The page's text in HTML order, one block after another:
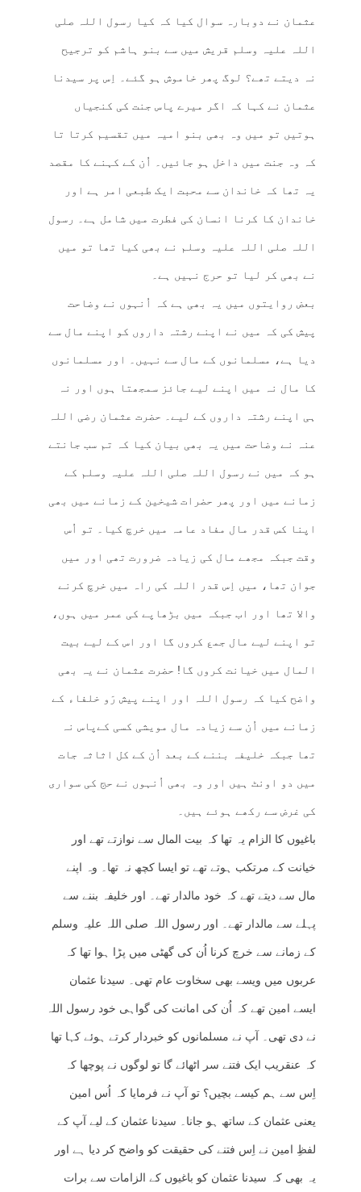
عثمان نے دوبارہ سوال کیا کہ کیا رسول اللہ صلی
اللہ علیہ وسلم قریش میں سے بنو ہاشم کو ترجیح
نہ دیتے تھے؟ لوگ پھر خاموش ہو گئے۔ اِس پر سیدنا
عثمان نے کہا کہ اگر میرے پاس جنت کی کنجیاں
ہوتیں تو میں وہ بھی بنو امیہ میں تقسیم کرتا تا
کہ وہ جنت میں داخل ہو جائیں۔ اُن کے کہنے کا مقصد
یہ تھا کہ خاندان سے محبت ایک طبعی امر ہے اور
خاندان کا کرنا انسان کی فطرت میں شامل ہے۔ رسول
اللہ صلی اللہ علیہ وسلم نے بھی کیا تھا تو میں
نے بھی کر لیا تو حرج نہیں ہے۔
بعض روایتوں میں یہ بھی ہے کہ اُنہوں نے وضاحت
پیش کی کہ میں نے اپنے رشتہ داروں کو اپنے مال سے
دیا ہے، مسلمانوں کے مال سے نہیں۔ اور مسلمانوں
کا مال نہ میں اپنے لیے جائز سمجھتا ہوں اور نہ
ہی اپنے رشتہ داروں کے لیے۔ حضرت عثمان رضی اللہ
عنہ نے وضاحت میں یہ بھی بیان کیا کہ تم سب جانتے
ہو کہ میں نے رسول اللہ صلی اللہ علیہ وسلم کے
زمانے میں اور پھر حضرات شیخین کے زمانے میں بھی
اپنا کس قدر مال مفاد عامہ میں خرچ کیا۔ تو اُس
وقت جبکہ مجھے مال کی زیادہ ضرورت تھی اور میں
جوان تھا، میں اِس قدر اللہ کی راہ میں خرچ کرنے
والا تھا اور اب جبکہ میں بڑھاپے کی عمر میں ہوں،
تو اپنے لیے مال جمع کروں گا اور اس کے لیے بیت
المال میں خیانت کروں گا! حضرت عثمان نے یہ بھی
واضح کیا کہ رسول اللہ اور اپنے پیش رَو خلفاء کے
زمانے میں اُن سے زیادہ مال مویشی کسی کےپاس نہ
تھا جبکہ خلیفہ بننے کے بعد اُن کے کل اثاثہ جات
میں دو اونٹ ہیں اور وہ بھی اُنہوں نے حج کی سواری
کی غرض سے رکھے ہوئے ہیں۔
باغیوں کا الزام یہ تھا کہ بیت المال سے نوازتے تھے اور
خیانت کے مرتکب ہوتے تھے تو ایسا کچھ نہ تھا۔ وہ اپنے
مال سے دیتے تھے کہ خود مالدار تھے۔ اور خلیفہ بننے سے
پہلے سے مالدار تھے۔ اور رسول اللہ صلی اللہ علیہ وسلم
کے زمانے سے خرچ کرنا اُن کی گھٹی میں پڑا ہوا تھا کہ
عربوں میں ویسے بھی سخاوت عام تھی۔ سیدنا عثمان
ایسے امین تھے کہ اُن کی امانت کی گواہی خود رسول اللہ
نے دی تھی۔ آپ نے مسلمانوں کو خبردار کرتے ہوئے کہا تھا
کہ عنقریب ایک فتنے سر اٹھائے گا تو لوگوں نے پوچھا کہ
اِس سے ہم کیسے بچیں؟ تو آپ نے فرمایا کہ اُس امین
یعنی عثمان کے ساتھ ہو جانا۔ سیدنا عثمان کے لیے آپ کے
لفظِ امین نے اِس فتنے کی حقیقت کو واضح کر دیا ہے اور
یہ بھی کہ سیدنا عثمان کو باغیوں کے الزامات سے برات